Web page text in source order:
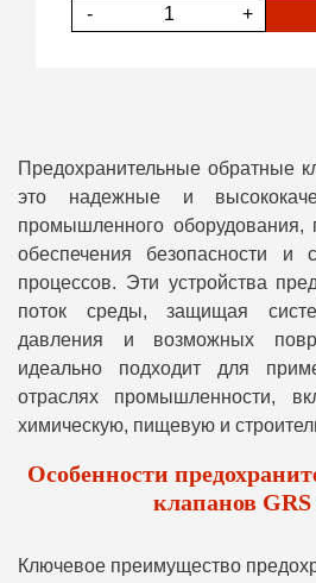
- +
Предохранительные обратные
это надежные и
промышленного оборудования,
обеспечения безопасности и
процессов. Эти устройства
поток среды, защищая
давления и возможных
идеально подходит для
отраслях промышленности,
химическую, пищевую и
Особенности
клапанов GRS
Ключевое преимущество